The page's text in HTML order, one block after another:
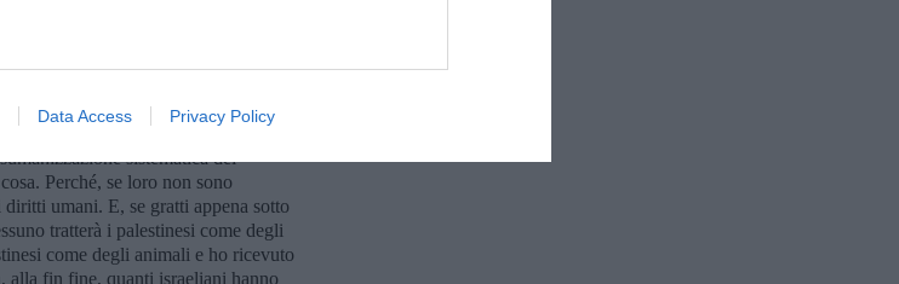
Data Access Privacy Policy
occupazioni persino più
in cui l’occupante si presentasse
che ha detto che dopo l’Olocausto
sistematica dei
Perché, se loro non sono
umani. E, se gratti appena sotto
tratterà i palestinesi come degli
come degli animali e ho ricevuto
alla fin fine, quanti israeliani hanno